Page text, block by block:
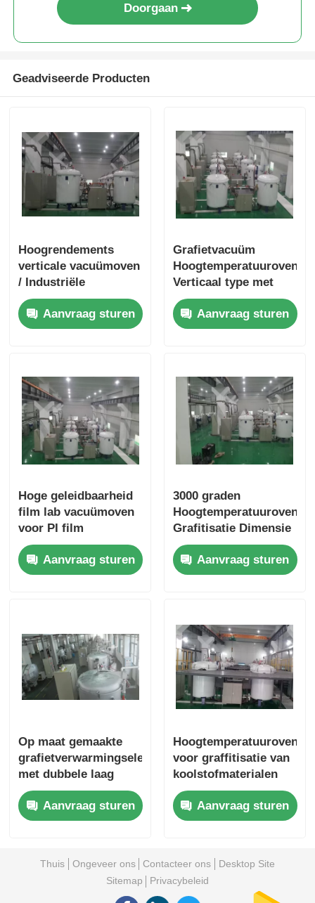
Gasverwarming
Industriële laboratoriumoven
Vacuüm Droogoven
CCM gietmachine
Doorgaan
Geadviseerde Producten
Hoogrendements
verticale vacuümoven
/ Industriële
vacuümoven
Eenvoudige
bediening
Aanvraag sturen
Grafietvacuüm
Hoogtemperatuuroven
Verticaal type met
snelle afkoeling
Aanvraag sturen
Hoge geleidbaarheid
film lab vacuümoven
voor PI film
grafitisatie productie
Aanvraag sturen
3000 graden
Hoogtemperatuuroven
Grafitisatie Dimensie
Op maat
Aanvraag sturen
Op maat gemaakte
grafietverwarmingselementoven
met dubbele laag
aluminium baksteen
Aanvraag sturen
Hoogtemperatuuroven
voor graffitisatie van
koolstofmaterialen
Aanvraag sturen
Thuis Ongeveer ons Contacteer ons
Desktop Site
Sitemap
Privacybeleid